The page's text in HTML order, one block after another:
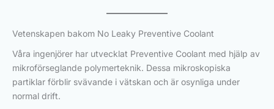
Vetenskapen bakom No Leaky Preventive Coolant
Våra ingenjörer har utvecklat Preventive Coolant med hjälp av
mikroförseglande polymerteknik. Dessa mikroskopiska
partiklar förblir svävande i vätskan och är osynliga under
normal drift.